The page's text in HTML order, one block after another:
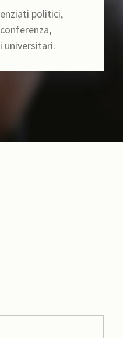
politici,
universitari.